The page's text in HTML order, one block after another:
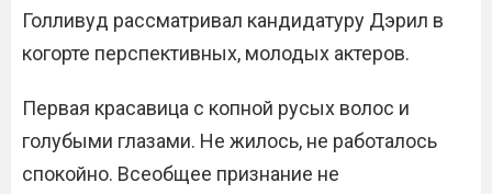
Голливуд рассматривал кандидатуру Дэрил в
когорте перспективных, молодых актеров.
Первая красавица с копной русых волос и
голубыми глазами. Не жилось, не работалось
спокойно. Всеобщее признание не